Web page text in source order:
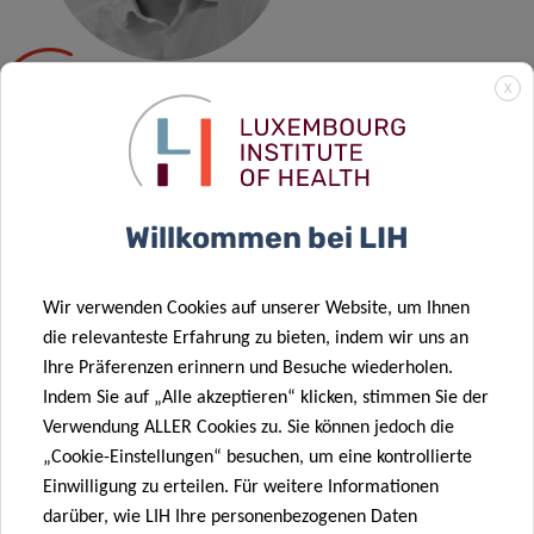
LAURENT
PRÉVOTAT
la santé et de la recherche médicale, INSERM) in der
Einheit „Zelltod und Krebs“ ging Dr. Laurent Prévotat 2007
als International Product Manager zu SEDIAG (einem
kleinen Unternehmen, das sich auf die Entdeckung von
Phytopathogenen spezialisiert hat). 2010 übernahm er die
Aufgaben als Head of Laboratory und Quality Manager
X
Willkommen bei LIH
Wir verwenden Cookies auf unserer Website, um Ihnen
die relevanteste Erfahrung zu bieten, indem wir uns an
Ihre Präferenzen erinnern und Besuche wiederholen.
Indem Sie auf „Alle akzeptieren“ klicken, stimmen Sie der
Verwendung ALLER Cookies zu. Sie können jedoch die
„Cookie-Einstellungen“ besuchen, um eine kontrollierte
Einwilligung zu erteilen. Für weitere Informationen
darüber, wie LIH Ihre personenbezogenen Daten